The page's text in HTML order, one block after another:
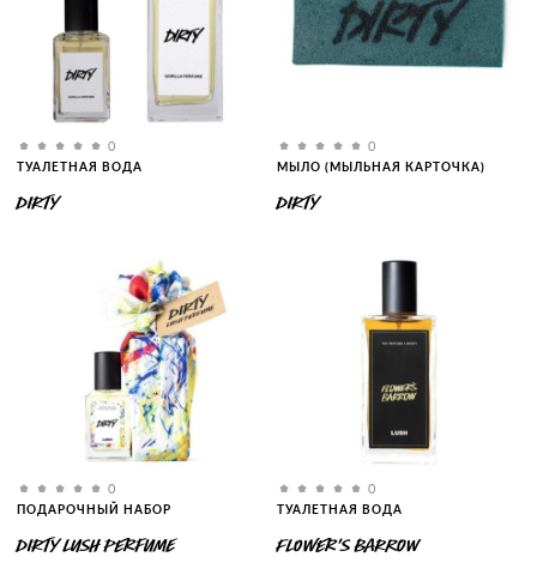
0
ТУАЛЕТНАЯ ВОДА
DIRTY
0
МЫЛО (МЫЛЬНАЯ КАРТОЧКА)
DIRTY
0
ПОДАРОЧНЫЙ НАБОР
DIRTY LUSH PERFUME
0
ТУАЛЕТНАЯ ВОДА
FLOWER’S BARROW